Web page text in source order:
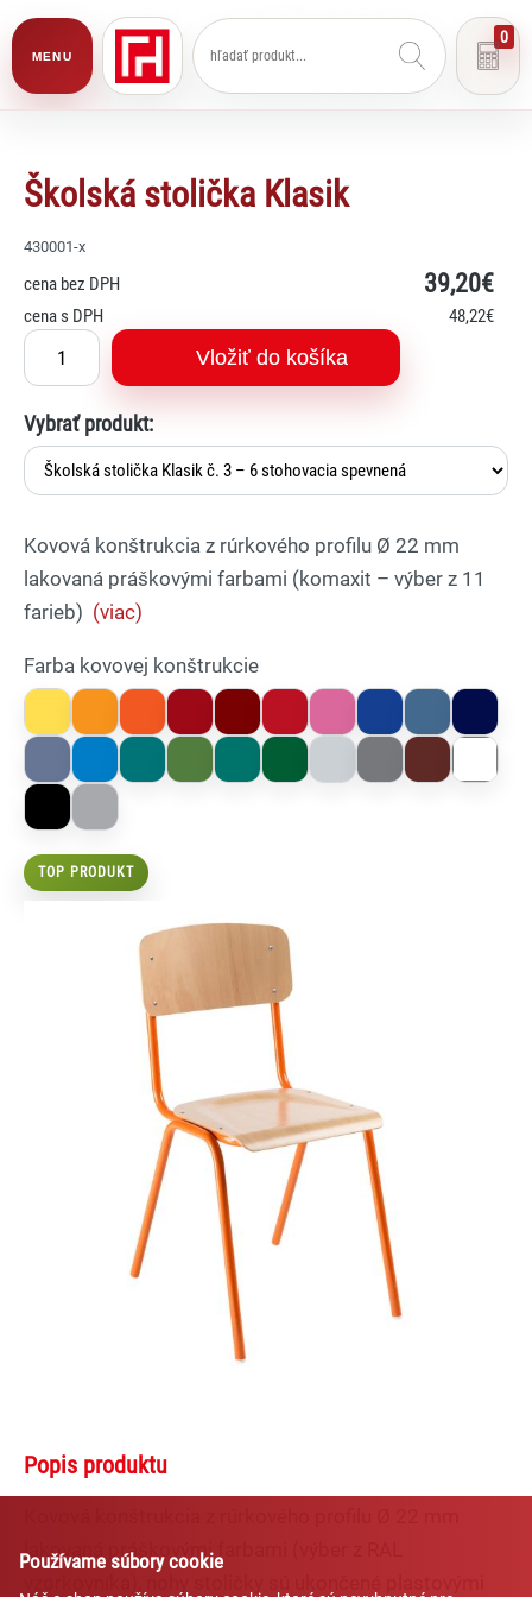
MENU
0
Školská stolička Klasik
430001-x
cena bez DPH 39,20€
cena s DPH 48,22€
Vložiť do košíka
Vybrať produkt:
Kovová konštrukcia z rúrkového profilu Ø 22 mm
lakovaná práškovými farbami (komaxit – výber z 11
farieb) (viac)
Farba kovovej konštrukcie
TOP PRODUKT
Popis produktu
lakovaná práškovými farbami (výber z RAL
Používame súbory cookie
Lexi
Asistent pre školský nábytok a